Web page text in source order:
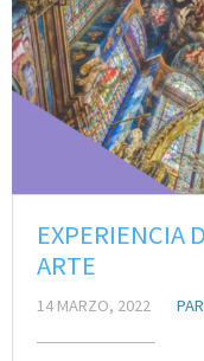
EXPERIENCIA
ARTE
14 MARZO, 2022